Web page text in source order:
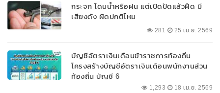
กระจก โดนน้ำหรือฝน แต่เปิดปัดแล้วฝืด มี
เสียงดัง ผิดปกติไหม
281 25 เม.ย. 2569
บัญชีอัตราเงินเดือนข้าราชการท้องถิ่น
โครงสร้างบัญชีอัตราเงินเดือนพนักงานส่วน
ท้องถิ่น บัญชี 6
1,293 18 เม.ย. 2569